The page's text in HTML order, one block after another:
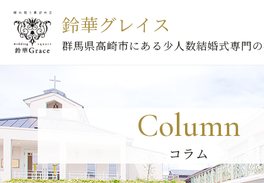
鈴華グレイス
群馬県高崎市にある少人数結婚式専門
Column
コラム